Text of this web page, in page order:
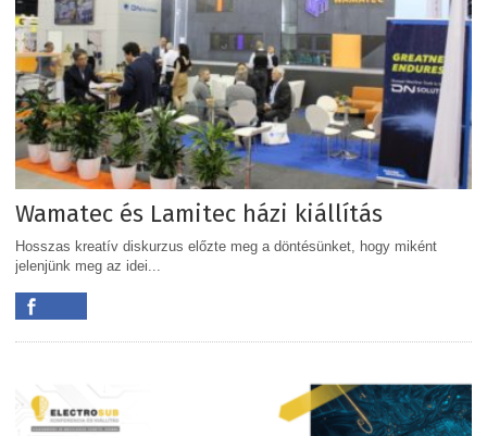
Wamatec és Lamitec házi kiállítás
Hosszas kreatív diskurzus előzte meg a döntésünket, hogy miként
jelenjünk meg az idei...